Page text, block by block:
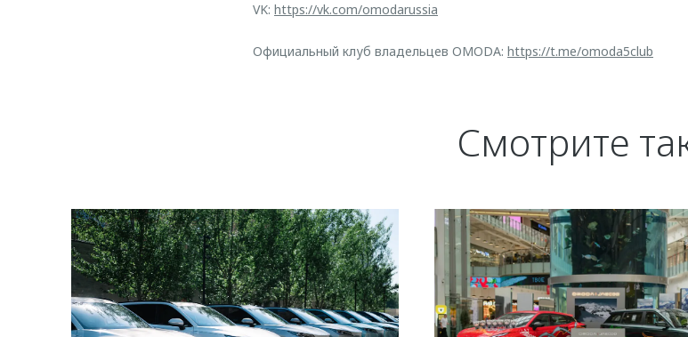
VK: https://vk.com/omodarussia
Официальный клуб владельцев OMODA: https://t.me/omoda5club
Смотрите